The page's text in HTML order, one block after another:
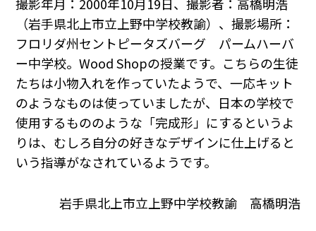
撮影年月：2000年10月19日、撮影者：高橋明浩
（岩手県北上市立上野中学校教諭）、撮影場所：
フロリダ州セントピータズバーグ パームハーバ
ー中学校。Wood Shopの授業です。こちらの生徒
たちは小物入れを作っていたようで、一応キット
のようなものは使っていましたが、日本の学校で
使用するもののような「完成形」にするというよ
りは、むしろ自分の好きなデザインに仕上げると
いう指導がなされているようです。
岩手県北上市立上野中学校教諭 高橋明浩